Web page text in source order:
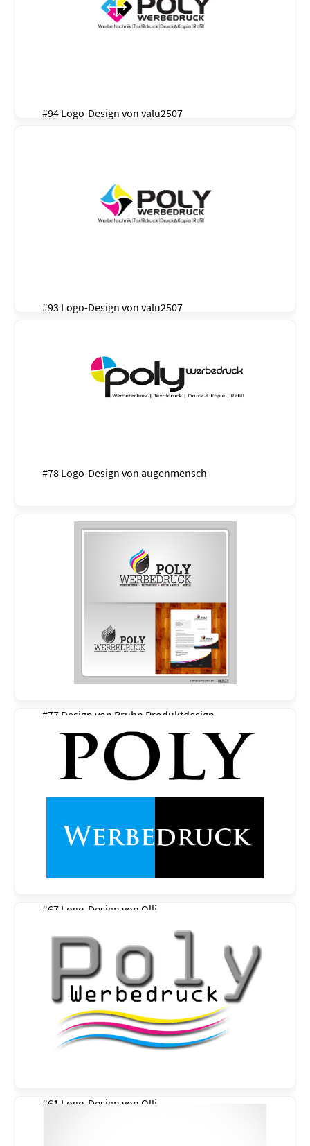
#94 Logo-Design von valu2507
#93 Logo-Design von valu2507
#78 Logo-Design von augenmensch
#77 Design von Bruhn Produktdesign
#67 Logo-Design von Olli
#61 Logo-Design von Olli